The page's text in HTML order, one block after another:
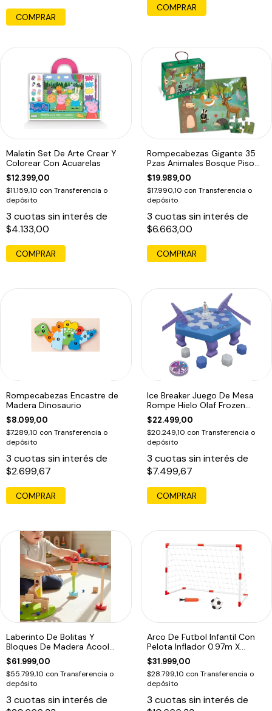
COMPRAR
Maletin Set De Arte Crear Y
Colorear Con Acuarelas
$12.399,00
$11.159,10 con Transferencia o
depósito
3 cuotas sin interés de
$4.133,00
COMPRAR
Rompecabezas Gigante 35
Pzas Animales Bosque Piso
Puzzle Edu
$19.989,00
$17.990,10 con Transferencia o
depósito
3 cuotas sin interés de
$6.663,00
Rompecabezas Encastre de
Madera Dinosaurio
$8.099,00
$7.289,10 con Transferencia o
depósito
3 cuotas sin interés de
$2.699,67
Ice Breaker Juego De Mesa
Rompe Hielo Olaf Frozen
Disney
$22.499,00
$20.249,10 con Transferencia o
depósito
3 cuotas sin interés de
$7.499,67
Laberinto De Bolitas Y
Bloques De Madera Acool
Para Niños Multicolor
$61.999,00
$55.799,10 con Transferencia o
depósito
3 cuotas sin interés de
Arco De Futbol Infantil Con
Pelota Inflador 0.97m X
0.64m
$31.999,00
$28.799,10 con Transferencia o
depósito
3 cuotas sin interés de